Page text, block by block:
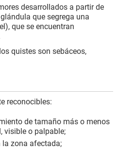
desarrollados a partir de
que segrega una
que se encuentran
quistes son sebáceos,
reconocibles:
de tamaño más o menos
visible o palpable;
la zona afectada;